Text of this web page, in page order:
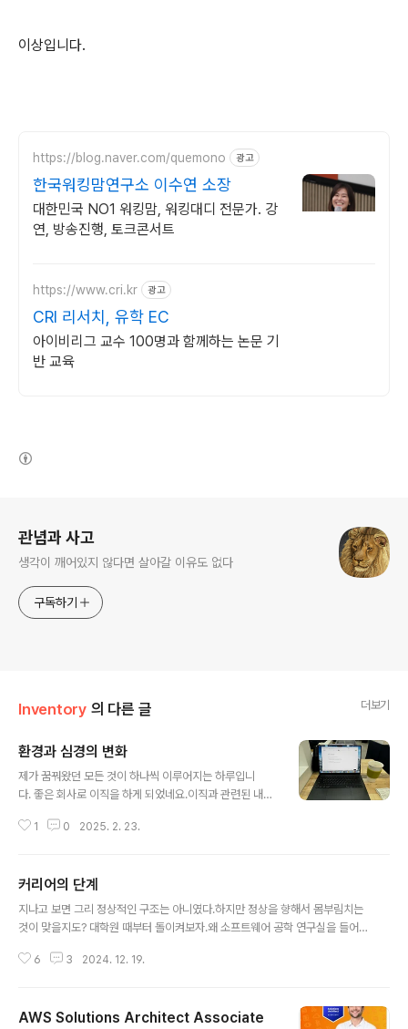
이상입니다.
https://blog.naver.com/quemono 광고
한국워킹맘연구소 이수연 소장
대한민국 NO1 워킹맘, 워킹대디 전문가. 강
연, 방송진행, 토크콘서트
https://www.cri.kr 광고
CRI 리서치, 유학 EC
아이비리그 교수 100명과 함께하는 논문 기
반 교육
관념과 사고
생각이 깨어있지 않다면 살아갈 이유도 없다
구독하기
Inventory 의 다른 글 더보기
환경과 심경의 변화
제가 꿈꿔왔던 모든 것이 하나씩 이루어지는 하루입니
다. 좋은 회사로 이직을 하게 되었네요.이직과 관련된 내용
환경의 변화에 따라 제 심경이 변화된 것과 관련된 별로 영
라.. 할까요? 정말 별 것도 아닌 내용이라는 것을 짐작할 수
있을 것입니다. 핵심은 바로 이.. 맥북입니다. 여태까지는
회사에서 사용했던 노트북이 전부 평범한 Windows 운영
am하고 맥북 프로 중에서 선택할 기회를 주었고, 저는 맥
1 0 2025. 2. 23.
커리어의 단계
지나고 보면 그리 정상적인 구조는 아니였다.하지만 정상을 향해서 몸부림치는
것이 맞을지도? 대학원 때부터 돌이켜보자.왜 소프트웨어 공학 연구실을 들어
아니였을까.대학원에서 죽어라고 개고생한건 맞지만, 어쨌든 당시 선호했던 것
였을 지도. 근데 아마 그 때의 낙방이 터닝포인트가 되었을 지도 모른다.사실 막
6 3 2024. 12. 19.
AWS Solutions Architect Associate